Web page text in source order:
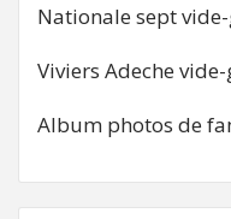
Nationale sept
Viviers Adeche
Album photos de